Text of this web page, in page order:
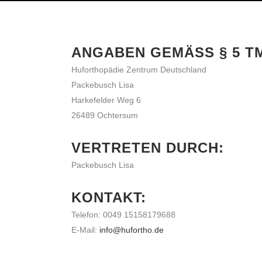
ANGABEN GEMÄSS § 5
Huforthopädie Zentrum Deutschland
Packebusch Lisa
Harkefelder Weg 6
26489 Ochtersum
VERTRETEN DURCH:
Packebusch Lisa
KONTAKT:
Telefon: 0049 15158179688
E-Mail: info@hufortho.de